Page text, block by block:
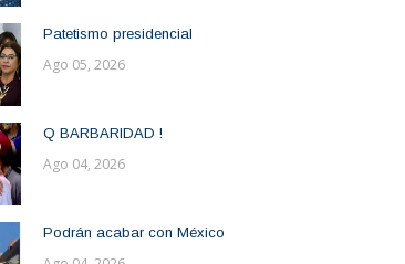
Patetismo presidencial
Ago 05, 2026
Q BARBARIDAD !
Ago 04, 2026
Podrán acabar con México